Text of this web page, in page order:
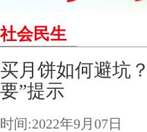
社会民生
买月饼如何避坑
要”提示
时间:2022年9月07日